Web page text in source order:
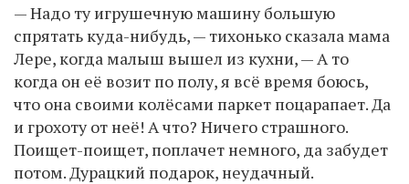
— Надо ту игрушечную машину большую
спрятать куда-нибудь, — тихонько сказала мама
Лере, когда малыш вышел из кухни, — А то
когда он её возит по полу, я всё время боюсь,
что она своими колёсами паркет поцарапает. Да
и грохоту от неё! А что? Ничего страшного.
Поищет-поищет, поплачет немного, да забудет
потом. Дурацкий подарок, неудачный.